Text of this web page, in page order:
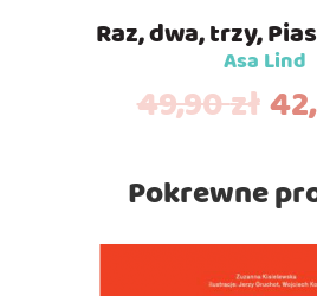
Raz, dwa, trzy,
Asa Lind
49,90zł
Pokrewne